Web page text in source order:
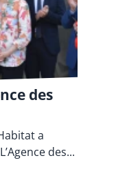
des
a
des...